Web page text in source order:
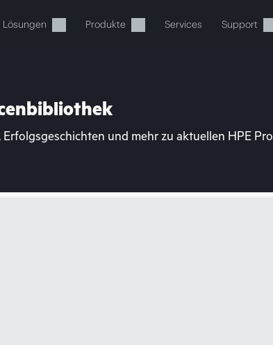
Lösungen Produkte Services Support
ist aktuell leer
und mehr zu aktuellen HPE